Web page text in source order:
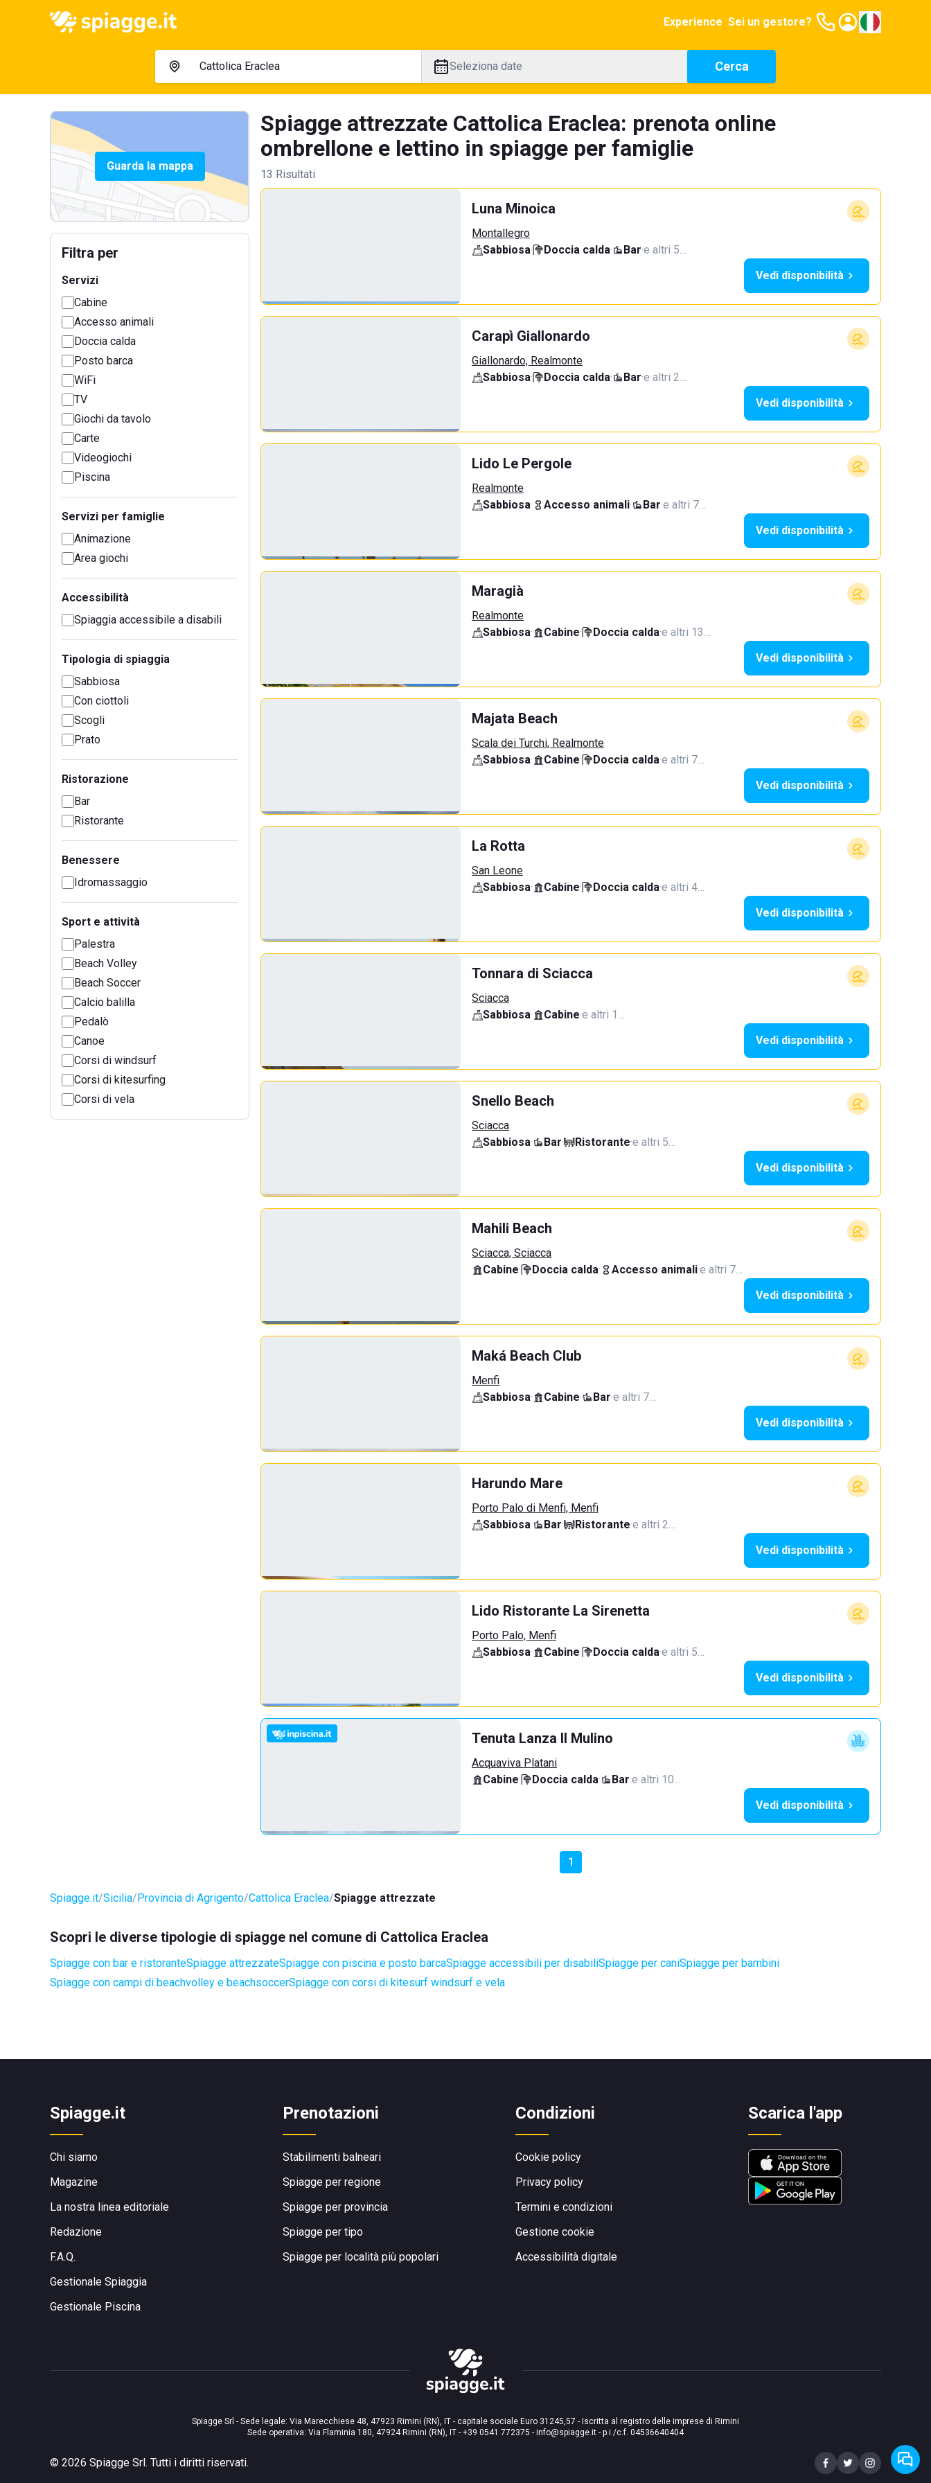
Experience Sei un gestore?
Seleziona date Cerca
Guarda la mappa
Filtra per
Servizi
Cabine
Accesso animali
Doccia calda
Posto barca
WiFi
TV
Giochi da tavolo
Carte
Videogiochi
Piscina
Servizi per famiglie
Animazione
Area giochi
Accessibilità
Spiaggia accessibile a disabili
Tipologia di spiaggia
Sabbiosa
Con ciottoli
Scogli
Prato
Ristorazione
Bar
Ristorante
Benessere
Idromassaggio
Sport e attività
Palestra
Beach Volley
Beach Soccer
Calcio balilla
Pedalò
Canoe
Corsi di windsurf
Corsi di kitesurfing
Corsi di vela
Spiagge attrezzate Cattolica Eraclea: prenota online
ombrellone e lettino in spiagge per famiglie
13 Risultati
Luna Minoica
Montallegro
Sabbiosa· Doccia calda· Bar·e altri 5…
Vedi disponibilità
Carapì Giallonardo
Giallonardo, Realmonte
Sabbiosa· Doccia calda· Bar·e altri 2…
Vedi disponibilità
Lido Le Pergole
Realmonte
Sabbiosa· Accesso animali· Bar·e altri 7…
Vedi disponibilità
Maragià
Realmonte
Sabbiosa· Cabine· Doccia calda·e altri 13…
Vedi disponibilità
Majata Beach
Scala dei Turchi, Realmonte
Sabbiosa· Cabine· Doccia calda·e altri 7…
Vedi disponibilità
La Rotta
San Leone
Sabbiosa· Cabine· Doccia calda·e altri 4…
Vedi disponibilità
Tonnara di Sciacca
Sciacca
Sabbiosa· Cabine·e altri 1…
Vedi disponibilità
Snello Beach
Sciacca
Sabbiosa· Bar· Ristorante·e altri 5…
Vedi disponibilità
Mahili Beach
Sciacca, Sciacca
Cabine· Doccia calda· Accesso animali·e altri 7…
Vedi disponibilità
Maká Beach Club
Menfi
Sabbiosa· Cabine· Bar·e altri 7…
Vedi disponibilità
Harundo Mare
Porto Palo di Menfi, Menfi
Sabbiosa· Bar· Ristorante·e altri 2…
Vedi disponibilità
Lido Ristorante La Sirenetta
Porto Palo, Menfi
Sabbiosa· Cabine· Doccia calda·e altri 5…
Vedi disponibilità
Tenuta Lanza Il Mulino
Acquaviva Platani
Cabine· Doccia calda· Bar·e altri 10…
Vedi disponibilità
1
Spiagge.it Sicilia Provincia di Agrigento Cattolica Eraclea Spiagge attrezzate
Scopri le diverse tipologie di spiagge nel comune di Cattolica Eraclea
Spiagge con bar e ristoranteSpiagge attrezzateSpiagge con piscina e posto barcaSpiagge accessibili per disabiliSpiagge per caniSpiagge per bambini
Spiagge con campi di beachvolley e beachsoccerSpiagge con corsi di kitesurf windsurf e vela
Spiagge.it
Chi siamo
Magazine
La nostra linea editoriale
Redazione
F.A.Q.
Gestionale Spiaggia
Gestionale Piscina
Prenotazioni
Stabilimenti balneari
Spiagge per regione
Spiagge per provincia
Spiagge per tipo
Spiagge per località più popolari
Condizioni
Cookie policy
Privacy policy
Termini e condizioni
Gestione cookie
Accessibilità digitale
Scarica l'app
Spiagge Srl - Sede legale: Via Marecchiese 48, 47923 Rimini (RN), IT - capitale sociale Euro 31245,57 - Iscritta al registro delle imprese di Rimini
Sede operativa: Via Flaminia 180, 47924 Rimini (RN), IT - +39 0541 772375 - info@spiagge.it - p.i./c.f. 04536640404
© 2026 Spiagge Srl. Tutti i diritti riservati.